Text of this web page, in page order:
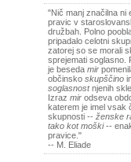
"Nič manj značilna ni
pravic v
družbah. Polno
pripadalo celotni
zatorej so se morali
sprejemati soglasno.
je beseda mir
občinsko skupščino
soglasnostnjenih
Izraz mir odseva
katerem je imel vsak
skupnosti -- ženske
tako kot moški--
pravice."
-- M. Eliade